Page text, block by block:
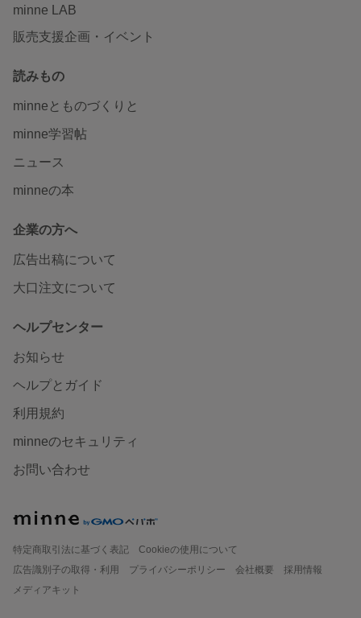
minne LAB
販売支援企画・イベント
読みもの
minneとものづくりと
minne学習帖
ニュース
minneの本
企業の方へ
広告出稿について
大口注文について
ヘルプセンター
お知らせ
ヘルプとガイド
利用規約
minneのセキュリティ
お問い合わせ
特定商取引法に基づく表記
Cookieの使用について
広告識別子の取得・利用
プライバシーポリシー 会社概要
採用情報
メディアキット